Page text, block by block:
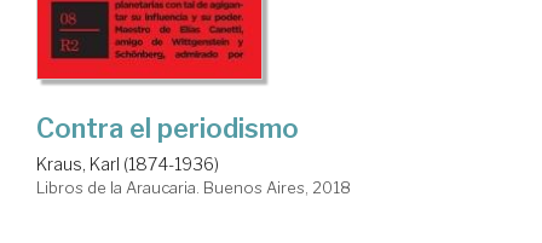
Contra el periodismo
Kraus, Karl (1874-1936)
Libros de la Araucaria. Buenos Aires, 2018